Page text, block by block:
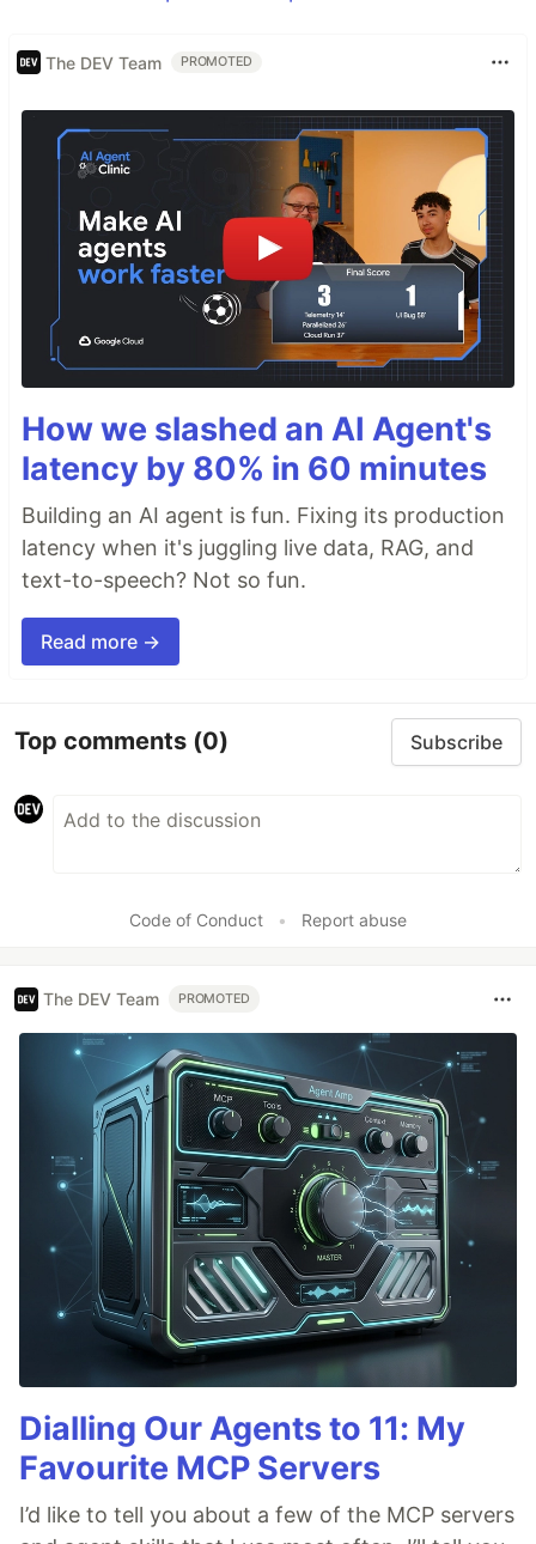
The DEV Team PROMOTED
How we slashed an AI Agent's
latency by 80% in 60 minutes
Building an AI agent is fun. Fixing its production
latency when it's juggling live data, RAG, and
text-to-speech? Not so fun.
Read more →
Top comments (0) Subscribe
Code of Conduct • Report abuse
The DEV Team PROMOTED
Dialling Our Agents to 11: My
Favourite MCP Servers
I’d like to tell you about a few of the MCP servers